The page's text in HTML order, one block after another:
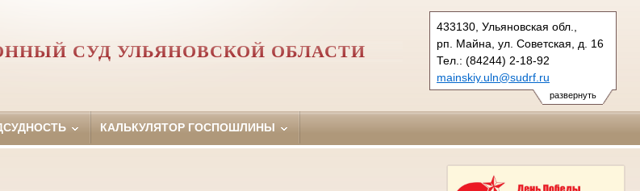
развернуть
433130, Ульяновская обл.,
рп. Майна, ул. Советская, д. 16
Тел.: (84244) 2-18-92
mainskiy.uln@sudrf.ru
СУД УЛЬЯНОВСКОЙ ОБЛАСТИ
КАЛЬКУЛЯТОР ГОСПОШЛИНЫ